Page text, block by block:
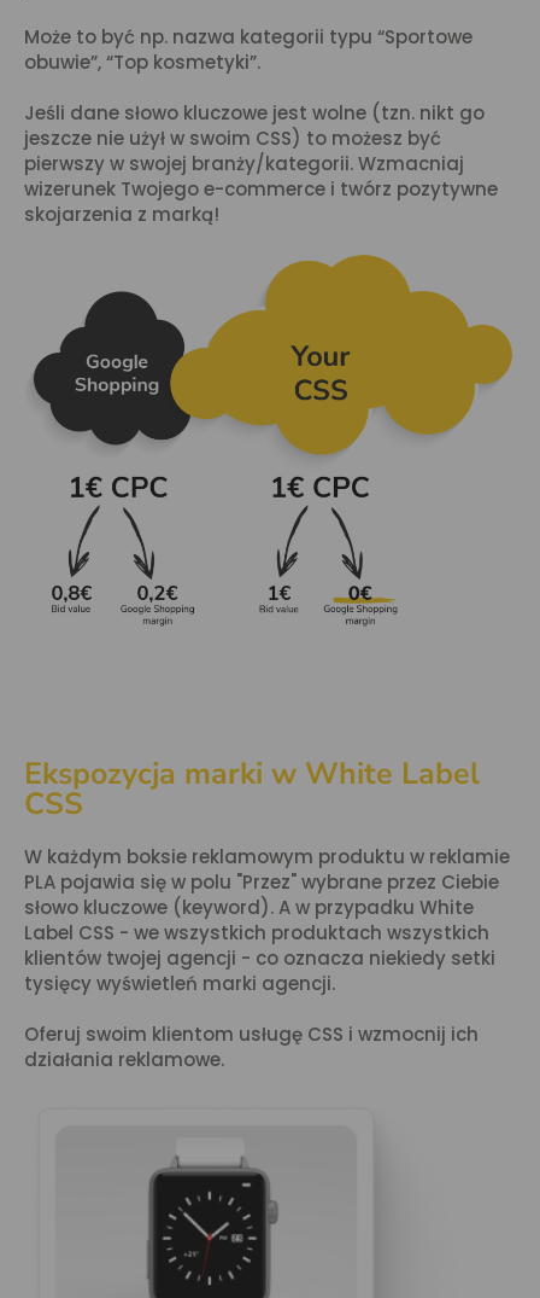
Może to być np. nazwa kategorii typu “Sportowe
obuwie”, “Top kosmetyki”.
Jeśli dane słowo kluczowe jest wolne (tzn. nikt go
jeszcze nie użył w swoim CSS) to możesz być
pierwszy w swojej branży/kategorii. Wzmacniaj
wizerunek Twojego e-commerce i twórz pozytywne
skojarzenia z marką!
Ekspozycja marki w White Label
CSS
W każdym boksie reklamowym produktu w reklamie
PLA pojawia się w polu "Przez" wybrane przez Ciebie
słowo kluczowe (keyword). A w przypadku White
Label CSS - we wszystkich produktach wszystkich
klientów twojej agencji - co oznacza niekiedy setki
tysięcy wyświetleń marki agencji.
Oferuj swoim klientom usługę CSS i wzmocnij ich
działania reklamowe.